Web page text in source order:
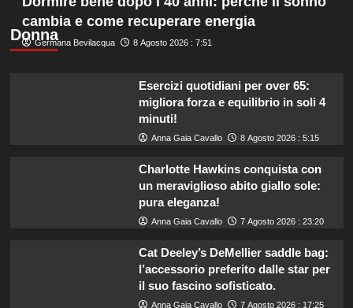
Donna
cambia e come recuperare energia
Germana Bevilacqua 8 Agosto 2026 : 7:51
Esercizi quotidiani per over 65:
migliora forza e equilibrio in soli 4
minuti!
Anna Gaia Cavallo 8 Agosto 2026 : 5:15
Charlotte Hawkins conquista con
un meraviglioso abito giallo sole:
pura eleganza!
Anna Gaia Cavallo 7 Agosto 2026 : 23:20
Cat Deeley’s DeMellier saddle bag:
l’accessorio preferito dalle star per
il suo fascino sofisticato.
Anna Gaia Cavallo 7 Agosto 2026 : 17:25